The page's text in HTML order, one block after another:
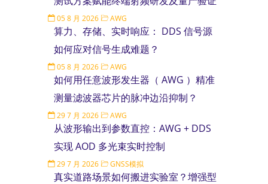
05 8 月 2026 AWG
算力、存储、实时响应： DDS 信号源
如何应对信号生成难题？
05 8 月 2026 AWG
如何用任意波形发生器（ AWG ）精准
测量滤波器芯片的脉冲边沿抑制？
29 7 月 2026 AWG
从波形输出到参数直控：AWG + DDS
实现 AOD 多光束实时控制
29 7 月 2026 GNSS模拟
真实道路场景如何搬进实验室？增强型